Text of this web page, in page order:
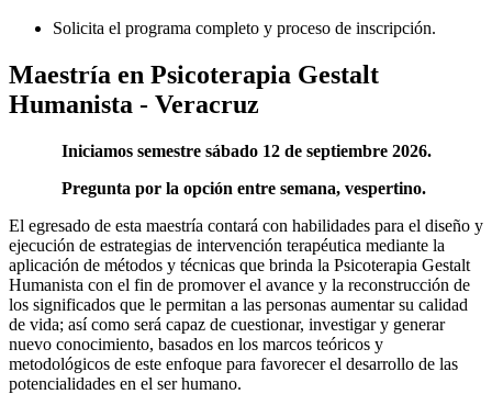
Solicita el programa completo y proceso de inscripción.
Maestría en Psicoterapia Gestalt
Humanista - Veracruz
Iniciamos semestre sábado 12 de septiembre 2026.
Pregunta por la opción entre semana, vespertino.
El egresado de esta maestría contará con habilidades para el diseño y
ejecución de estrategias de intervención terapéutica mediante la
aplicación de métodos y técnicas que brinda la Psicoterapia Gestalt
Humanista con el fin de promover el avance y la reconstrucción de
los significados que le permitan a las personas aumentar su calidad
de vida; así como será capaz de cuestionar, investigar y generar
nuevo conocimiento, basados en los marcos teóricos y
metodológicos de este enfoque para favorecer el desarrollo de las
potencialidades en el ser humano.